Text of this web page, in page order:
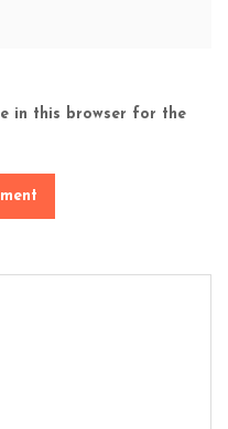
in this browser for the